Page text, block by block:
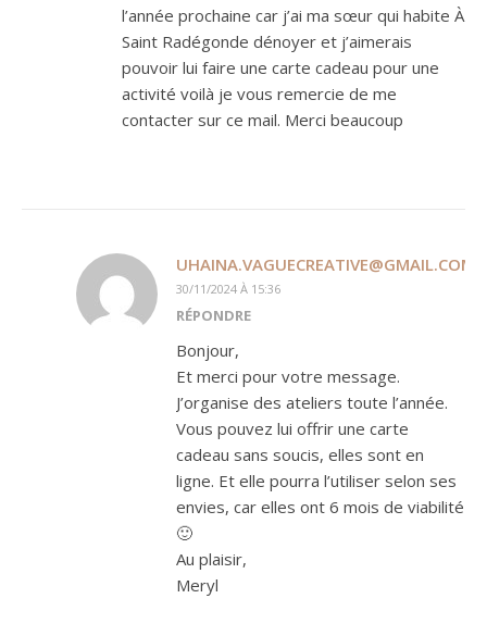
l’année prochaine car j’ai ma sœur qui habite À
Saint Radégonde dénoyer et j’aimerais
pouvoir lui faire une carte cadeau pour une
activité voilà je vous remercie de me
contacter sur ce mail. Merci beaucoup
UHAINA.VAGUECREATIVE@GMAIL.COM
30/11/2024 À 15:36
RÉPONDRE
Bonjour,
Et merci pour votre message.
J’organise des ateliers toute l’année.
Vous pouvez lui offrir une carte
cadeau sans soucis, elles sont en
ligne. Et elle pourra l’utiliser selon ses
envies, car elles ont 6 mois de viabilité
🙂
Au plaisir,
Meryl